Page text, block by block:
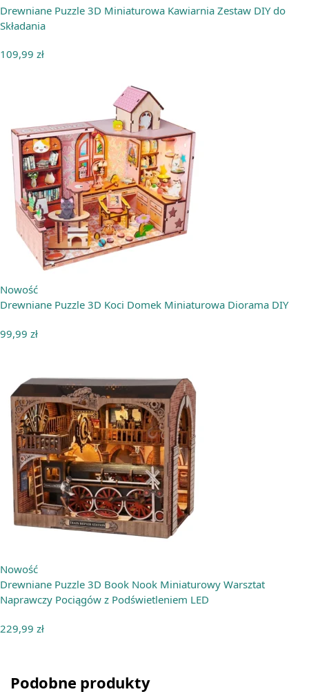
Drewniane Puzzle 3D Miniaturowa Kawiarnia Zestaw DIY do
Składania
109,99 zł
Nowość
Drewniane Puzzle 3D Koci Domek Miniaturowa Diorama DIY
99,99 zł
Nowość
Drewniane Puzzle 3D Book Nook Miniaturowy Warsztat
Naprawczy Pociągów z Podświetleniem LED
229,99 zł
Podobne produkty